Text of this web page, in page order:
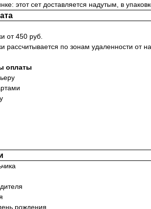
этот сет доставляется надутым, в
от 450 руб.
рассчитывается по зонам удаленности от
оплаты
рождения